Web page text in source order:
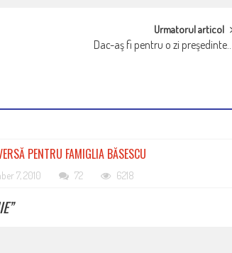
Urmatorul articol
Dac-aş fi pentru o zi
PENTRU FAMIGLIA BĂSESCU
7, 2010 72 6218
”